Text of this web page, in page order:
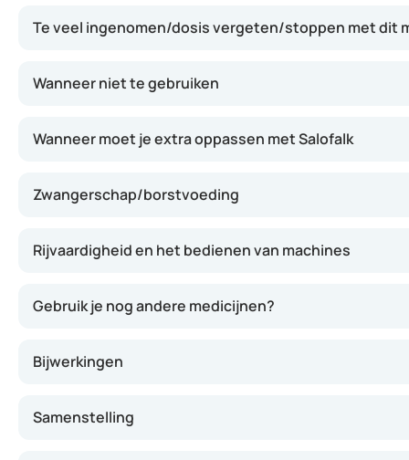
Te veel ingenomen/dosis vergeten/stoppen met dit
Wanneer niet te gebruiken
Wanneer moet je extra oppassen met Salofalk
Zwangerschap/borstvoeding
Rijvaardigheid en het bedienen van machines
Gebruik je nog andere medicijnen?
Bijwerkingen
Samenstelling